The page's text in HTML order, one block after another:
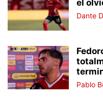
el
Dante
Pablo